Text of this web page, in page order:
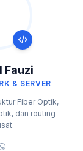
Fauzi
& SERVER
Fiber Optik,
dan routing